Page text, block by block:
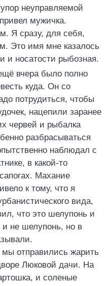
неуправляемой
мужичка.
Я сразу, для себя,
Это имя мне казалось
и носатости рыбозная.
вчера было полно
куда. Он со
потрудиться, чтобы
нацепили заранее
червей и рыбалка
разбрасываться
наблюдал с
в какой-то
Махание
к тому, что я
вида,
что это шелупонь и
не шелупонь, но в
отправились жарить
Люковой дачи. На
и соленые